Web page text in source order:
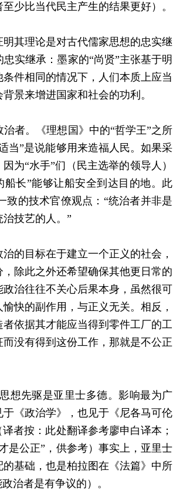
少比当代民主产生的结果更好）。
其理论是对古代儒家思想的忠实继
实继承：墨家的“尚贤”主张基于明
件相同的情况下，人们本质上应当
景来增进国家和社会的功利。
者。《理想国》中的“哲学王”之所
当”是说能够用来造福人民。如果采
为“水手”们（民主选举的领导人）
长”能够让船安全到达目的地。此
致的技术官僚观点：“统治者并非是
技艺的人。”
的目标在于建立一个正义的社会，
除此之外还希望确保其他更日常的
治往往不关心后果本身，虽然很可
快的副作用，与正义无关。相反，
依据其才能应当得到零件工厂的工
没有得到这份工作，那就是不公正
想先驱是亚里士多德。影响最为广
《政治学》，也见于《尼各马可伦
者按：此处翻译参考廖申白译本；
是公正”，供参考）事实上，亚里士
基础，也是柏拉图在《法篇》中所
治者是有争议的）。